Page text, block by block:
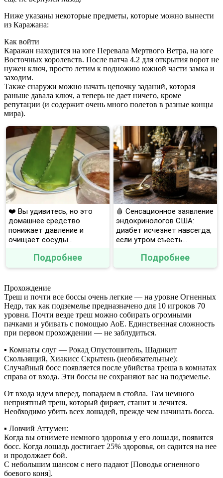
Ниже указаны некоторые предметы, которые можно вынести
из Каражана:
Как войти
Каражан находится на юге Перевала Мертвого Ветра, на юге
Восточных королевств. После патча 4.2 для открытия ворот не
нужен ключ, просто летим к подножию южной части замка и
заходим.
Также снаружи можно начать цепочку заданий, которая
раньше давала ключ, а теперь не дает ничего, кроме
репутации (и содержит очень много полетов в разные концы
мира).
❤️ Вы удивитесь, но это
домашнее средство
понижает давление и
очищает сосуды...
Подробнее
🩸 Сенсационное заявление
эндокринологов США:
диабет исчезнет навсегда,
если утром съесть...
Подробнее
Прохождение
Треш и почти все боссы очень легкие — на уровне Огненных
Недр, так как подземелье предназначено для 10 игроков 70
уровня. Почти везде треш можно собирать огромными
пачками и убивать с помощью АоЕ. Единственная сложность
при первом прохождении — не заблудиться.
▪ Комнаты слуг — Рокад Опустошитель, Шадикит
Скользящий, Хиакисс Скрытень (необязательные):
Случайный босс появляется после убийства треша в комнатах
справа от входа. Эти боссы не сохраняют вас на подземелье.
От входа идем вперед, попадаем в стойла. Там немного
неприятный треш, который фиряет, станит и лечится.
Необходимо убить всех лошадей, прежде чем начинать босса.
▪ Ловчий Аттумен:
Когда вы отнимете немного здоровья у его лошади, появится
босс. Когда лошадь достигает 25% здоровья, он садится на нее
и продолжает бой.
С небольшим шансом с него падают [Поводья огненного
боевого коня].